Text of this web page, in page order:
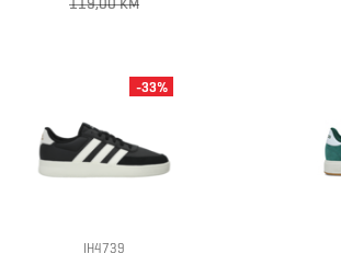
119,00 KM
IH4739
-33%